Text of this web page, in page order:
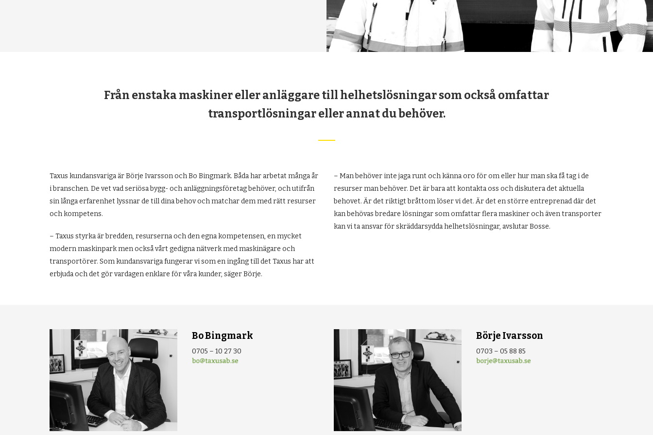
Från enstaka maskiner eller anläggare till helhetslösningar som också omfattar
transportlösningar eller annat du behöver.
Taxus kundansvariga är Börje Ivarsson och Bo Bingmark. Båda har arbetat många år
i branschen. De vet vad seriösa bygg- och anläggningsföretag behöver, och utifrån
sin långa erfarenhet lyssnar de till dina behov och matchar dem med rätt resurser
och kompetens.
– Taxus styrka är bredden, resurserna och den egna kompetensen, en mycket
modern maskinpark men också vårt gedigna nätverk med maskinägare och
transportörer. Som kundansvariga fungerar vi som en ingång till det Taxus har att
erbjuda och det gör vardagen enklare för våra kunder, säger Börje.
– Man behöver inte jaga runt och känna oro för om eller hur man ska få tag i de
resurser man behöver. Det är bara att kontakta oss och diskutera det aktuella
behovet. Är det riktigt bråttom löser vi det. Är det en större entreprenad där det
kan behövas bredare lösningar som omfattar flera maskiner och även transporter
kan vi ta ansvar för skräddarsydda helhetslösningar, avslutar Bosse.
Bo Bingmark
0705 – 10 27 30
Börje Ivarsson
0703 – 05 88 85